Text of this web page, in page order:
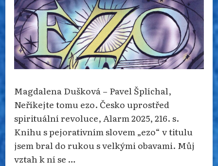
Magdalena Dušková – Pavel Šplíchal,
Neříkejte tomu ezo. Česko uprostřed
spirituální revoluce, Alarm 2025, 216. s.
Knihu s pejorativním slovem „ezo“ v titulu
jsem bral do rukou s velkými obavami. Můj
vztah k ní se …